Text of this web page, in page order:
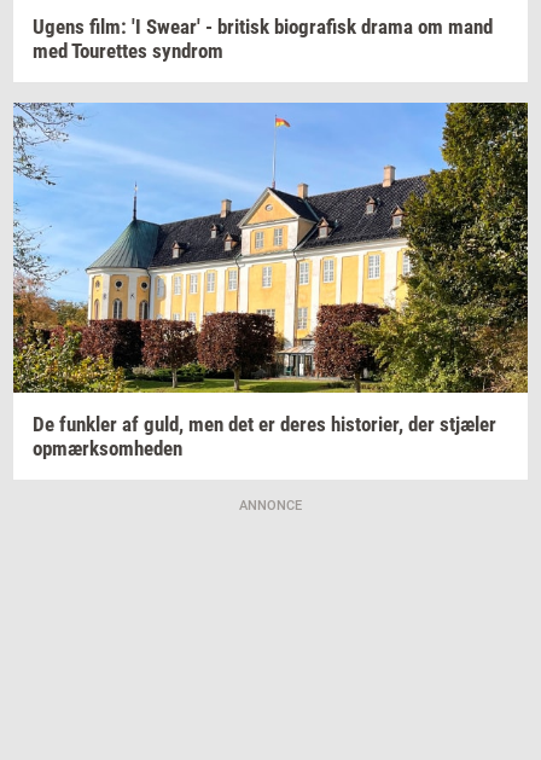
Ugens film: 'I Swear' - bri­tisk bi­o­gra­fisk drama om mand
med Tou­ret­tes syn­drom
De funk­ler af guld, men det er deres hi­sto­ri­er, der stjæ­ler
op­mærk­som­he­den
ANNONCE